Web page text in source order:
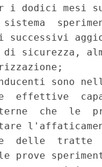
i dodici mesi
successivi
sicurezza,
sono
effettive
che  le
delle  tratte
prove